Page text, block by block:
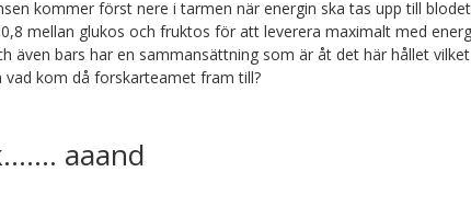
kommer först nere i tarmen när energin ska tas upp till
mellan glukos och fruktos för att leverera maximalt med
även bars har en sammansättning som är åt det här hållet
kom då forskarteamet fram till?
aaand